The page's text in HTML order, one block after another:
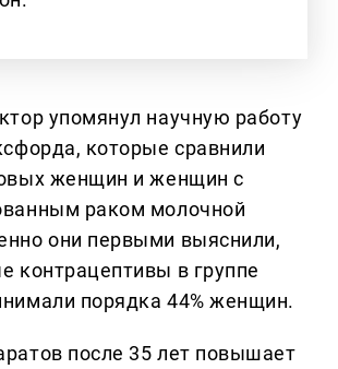
упомянул научную работу
которые сравнили
женщин и женщин с
раком молочной
они первыми выяснили,
контрацептивы в группе
порядка 44% женщин.
после 35 лет повышает